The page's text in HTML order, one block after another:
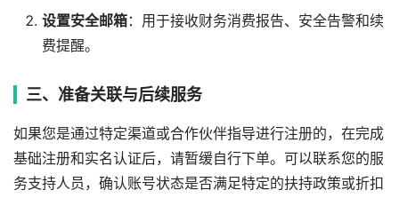
设置安全邮箱：用于接收财务消费报告、安全告警和续
费提醒。
三、准备关联与后续服务
如果您是通过特定渠道或合作伙伴指导进行注册的，在完成
基础注册和实名认证后，请暂缓自行下单。可以联系您的服
务支持人员，确认账号状态是否满足特定的扶持政策或折扣